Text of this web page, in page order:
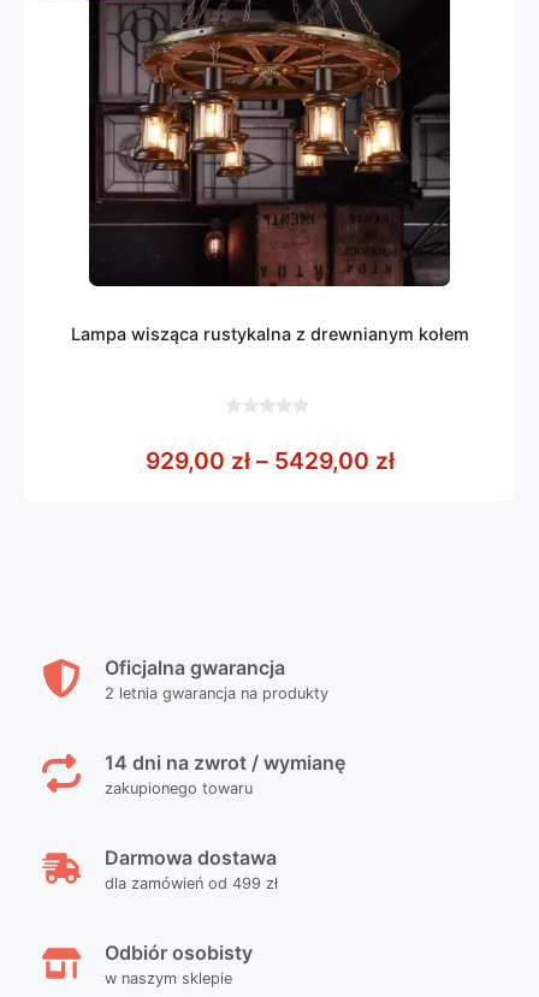
Lampa wisząca rustykalna z drewnianym kołem
5
929,00 zł – 5429,00 złZakres cen:
Oficjalna gwarancja
2 letnia gwarancja na produkty
14 dni na zwrot / wymianę
zakupionego towaru
Darmowa dostawa
dla zamówień od 499 zł
Odbiór osobisty
w naszym sklepie